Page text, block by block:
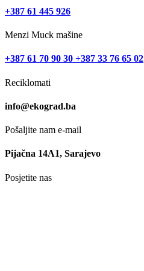
+387 61 445 926
Menzi Muck mašine
+387 61 70 90 30 +387 33 76 65 02
Reciklomati
info@ekograd.ba
Pošaljite nam e-mail
Pijačna 14A1, Sarajevo
Posjetite nas